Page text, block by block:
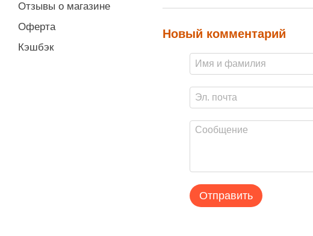
Новый комментарий
Отправить
Отзывы о магазине
Оферта
Кэшбэк